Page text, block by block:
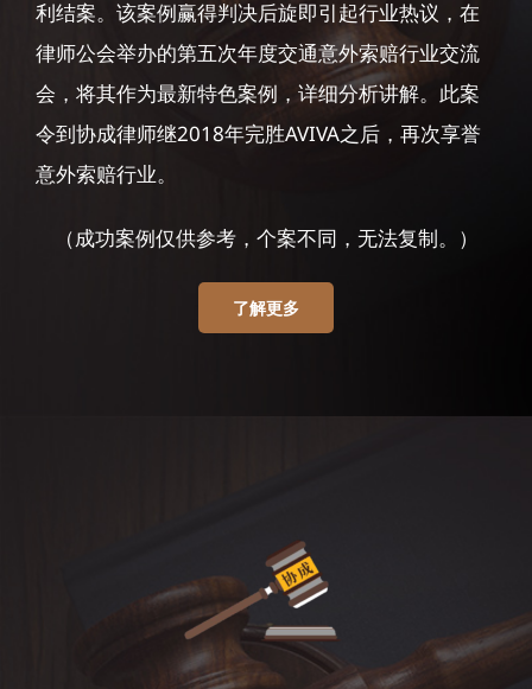
利结案。该案例赢得判决后旋即引起行业热议，在
律师公会举办的第五次年度交通意外索赔行业交流
会，将其作为最新特色案例，详细分析讲解。此案
令到协成律师继2018年完胜AVIVA之后，再次享誉
意外索赔行业。
（成功案例仅供参考，个案不同，无法复制。）
了解更多